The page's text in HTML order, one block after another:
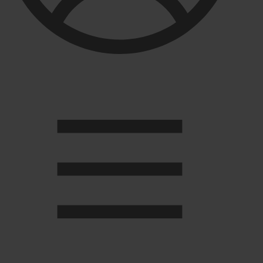
Душевые кабины
Душевые перегородки